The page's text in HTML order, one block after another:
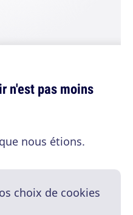
n'est pas moins
nous étions.
choix de cookies